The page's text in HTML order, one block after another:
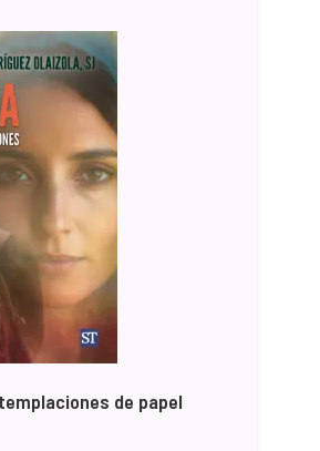
de papel